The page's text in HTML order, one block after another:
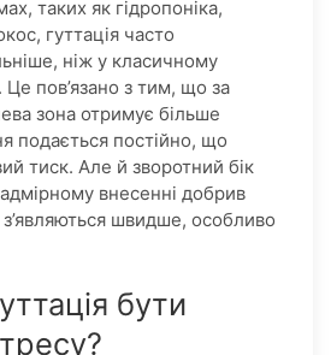
таких як гідропоніка,
гуттація часто
ніж у класичному
Це пов’язано з тим, що за
зона отримує більше
подається постійно, що
тиск. Але й зворотний бік
внесенні добрив
з’являються швидше, особливо
бути